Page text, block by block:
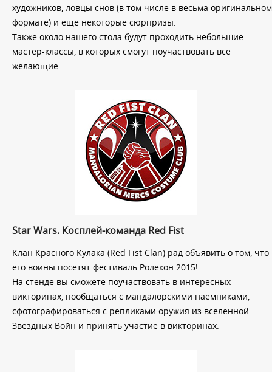
художников, ловцы снов (в том числе в весьма оригинальном
формате) и еще некоторые сюрпризы.
Также около нашего стола будут проходить небольшие
мастер-классы, в которых смогут поучаствовать все
желающие.
Star Wars. Косплей-команда Red Fist
Клан Красного Кулака (Red Fist Clan) рад объявить о том, что
его воины посетят фестиваль Ролекон 2015!
На стенде вы сможете поучаствовать в интересных
викторинах, пообщаться с мандалорскими наемниками,
сфотографироваться с репликами оружия из вселенной
Звездных Войн и принять участие в викторинах.